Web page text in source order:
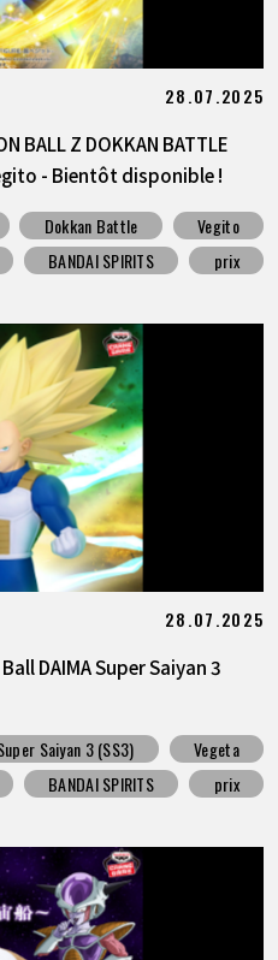
28.07.2025
BALL Z DOKKAN BATTLE
- Bientôt disponible !
Dokkan Battle
Vegito
BANDAI SPIRITS prix
28.07.2025
DAIMA Super Saiyan 3
Saiyan 3 (SS3)
Vegeta
BANDAI SPIRITS prix